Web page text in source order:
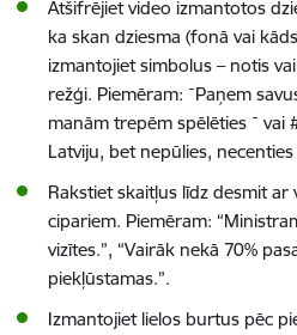
Atšifrējiet video izmantotos
ka skan dziesma (fonā vai
izmantojiet simbolus – notis
režģi. Piemēram: ¯Paņem
manām trepēm spēlēties ¯ vai
Latviju, bet nepūlies,
Rakstiet skaitļus līdz desmit ar
cipariem. Piemēram:
vizītes.”, “Vairāk nekā 70%
piekļūstamas.”.
Izmantojiet lielos burtus pēc